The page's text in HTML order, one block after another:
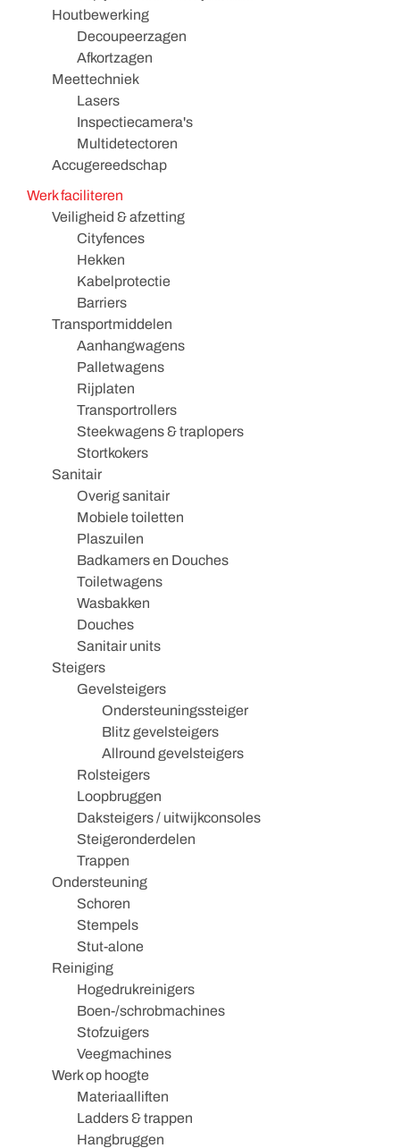
Houtbewerking
Decoupeerzagen
Afkortzagen
Meettechniek
Lasers
Inspectiecamera's
Multidetectoren
Accugereedschap
Werk faciliteren
Veiligheid & afzetting
Cityfences
Hekken
Kabelprotectie
Barriers
Transportmiddelen
Aanhangwagens
Palletwagens
Rijplaten
Transportrollers
Steekwagens & traplopers
Stortkokers
Sanitair
Overig sanitair
Mobiele toiletten
Plaszuilen
Badkamers en Douches
Toiletwagens
Wasbakken
Douches
Sanitair units
Steigers
Gevelsteigers
Ondersteuningssteiger
Blitz gevelsteigers
Allround gevelsteigers
Rolsteigers
Loopbruggen
Daksteigers / uitwijkconsoles
Steigeronderdelen
Trappen
Ondersteuning
Schoren
Stempels
Stut-alone
Reiniging
Hogedrukreinigers
Boen-/schrobmachines
Stofzuigers
Veegmachines
Werk op hoogte
Materiaalliften
Ladders & trappen
Hangbruggen